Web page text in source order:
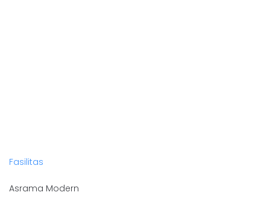
Fasilitas
Asrama Modern